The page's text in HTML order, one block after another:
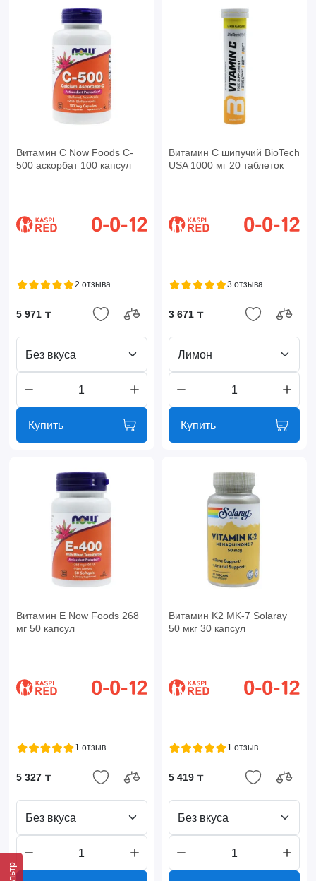
Витамин C Now Foods C-
500 аскорбат 100 капсул
2 отзыва
5 971 ₸
Без вкуса
Купить
Витамин C шипучий BioTech
USA 1000 мг 20 таблеток
3 отзыва
3 671 ₸
Лимон
Купить
Витамин E Now Foods 268
мг 50 капсул
1 отзыв
5 327 ₸
Без вкуса
Витамин K2 MK-7 Solaray
50 мкг 30 капсул
1 отзыв
5 419 ₸
Без вкуса